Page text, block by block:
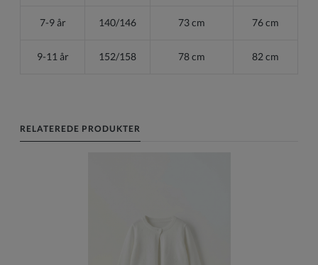
7-9 år 140/146 73 cm 76 cm
9-11 år 152/158 78 cm 82 cm
RELATEREDE PRODUKTER